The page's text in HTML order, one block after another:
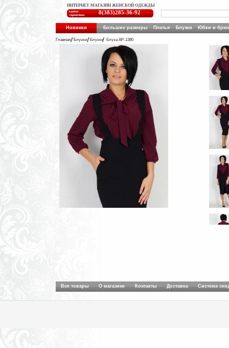
ИНТЕРНЕТ-МАГАЗИН ЖЕНСКОЙ ОДЕЖДЫ
единая
справочная
8(383)285-36-92
Новинки Большие размеры Платья Блузки Юбки и
Главная Блузки Блузки Блуза АР-1380
Все товары О магазине Контакты Доставка Система